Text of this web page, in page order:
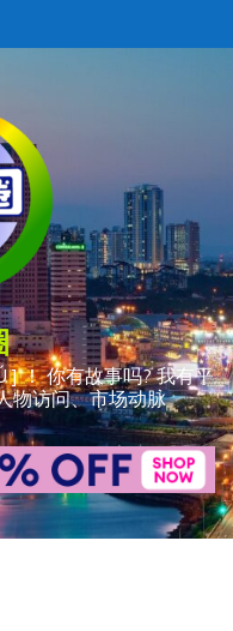
] ！ 你有故事吗? 我有平
物访问、市场动脉